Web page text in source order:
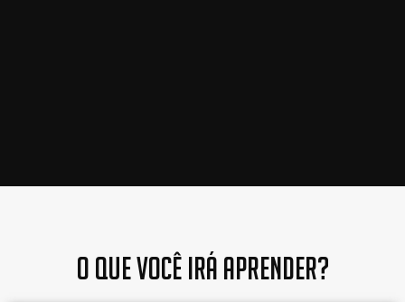
O QUE VOCÊ IRÁ APRENDER?